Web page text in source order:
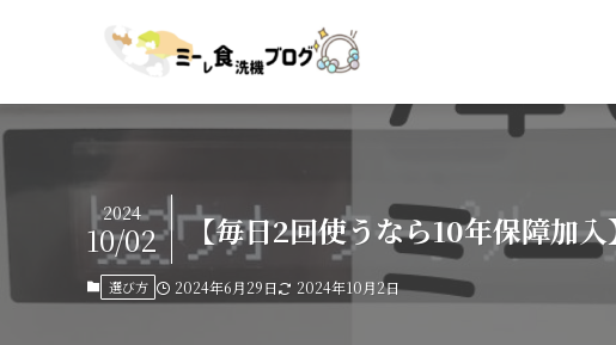
【毎日2回使うなら10年保障加
2024
10/02
選び方 2024年6月29日 2024年10月2日